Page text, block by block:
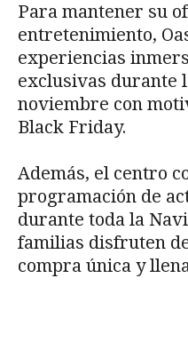
Para mantener su
entretenimiento,
experiencias
exclusivas durante
noviembre con
Black Friday.
Además, el centro
programación de
durante toda la
familias disfruten
compra única y